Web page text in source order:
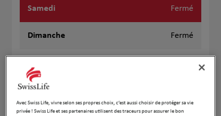
Samedi Fermé
Dimanche Fermé
Avec Swiss Life, vivre selon ses propres choix, c’est aussi choisir de protéger sa vie
privée ! Swiss Life et ses partenaires utilisent des traceurs pour assurer le bon